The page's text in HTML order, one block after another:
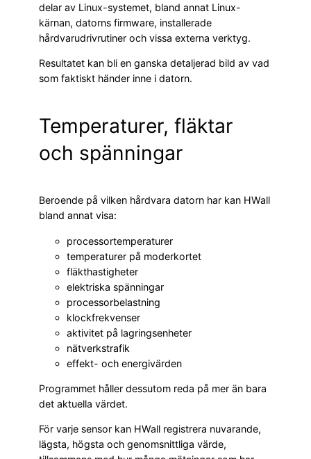
delar av Linux-systemet, bland annat Linux-
kärnan, datorns firmware, installerade
hårdvarudrivrutiner och vissa externa verktyg.
Resultatet kan bli en ganska detaljerad bild av vad
som faktiskt händer inne i datorn.
Temperaturer, fläktar
och spänningar
Beroende på vilken hårdvara datorn har kan HWall
bland annat visa:
processortemperaturer
temperaturer på moderkortet
fläkthastigheter
elektriska spänningar
processorbelastning
klockfrekvenser
aktivitet på lagringsenheter
nätverkstrafik
effekt- och energivärden
Programmet håller dessutom reda på mer än bara
det aktuella värdet.
För varje sensor kan HWall registrera nuvarande,
lägsta, högsta och genomsnittliga värde,